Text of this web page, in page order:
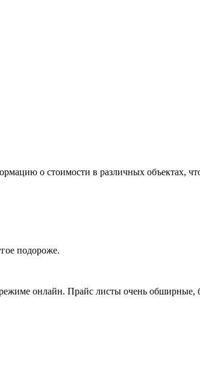
о стоимости в различных объектах,
подороже.
онлайн. Прайс листы очень обширные,